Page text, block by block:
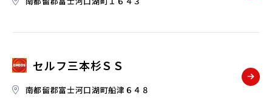
セルフ三本杉ＳＳ
南都留郡富士河口湖町船津６４８